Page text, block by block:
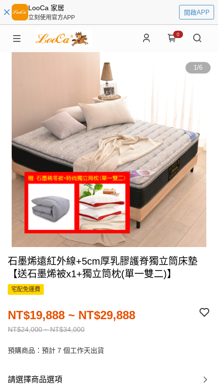
LooCa 家居
立刻使用官方APP
開啟APP
0
1/6
石墨烯遠紅外線+5cm厚乳膠護脊獨立筒床墊
【送石墨烯被x1+獨立筒枕(單一雙二)】
宅配免運費
NT$24,000 ~ NT$34,000
NT$19,888 ~ NT$29,888
預購商品：預計 7 個工作天出貨
請選擇商品選項